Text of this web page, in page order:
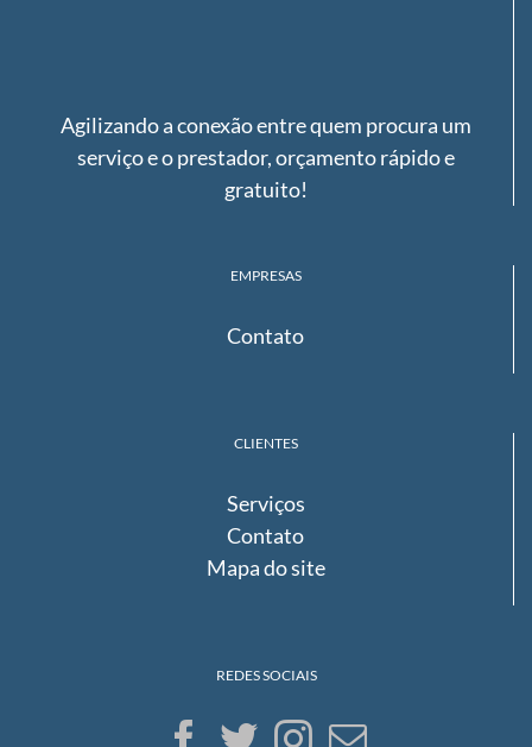
Agilizando a conexão entre quem procura um
serviço e o prestador, orçamento rápido e
gratuito!
EMPRESAS
Contato
CLIENTES
Serviços
Contato
Mapa do site
REDES SOCIAIS